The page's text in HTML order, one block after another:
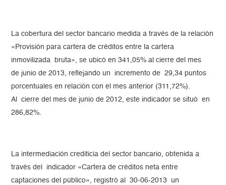
La cobertura del sector bancario medida a través de la relación
«Provisión para cartera de créditos entre la cartera
inmovilizada bruta», se ubicó en 341,05% al cierre del mes
de junio de 2013, reflejando un incremento de 29,34 puntos
porcentuales en relación con el mes anterior (311,72%).
Al cierre del mes de junio de 2012, este indicador se situó en
286,82%.
La intermediación crediticia del sector bancario, obtenida a
través del indicador «Cartera de créditos neta entre
captaciones del público», registró al 30-06-2013 un